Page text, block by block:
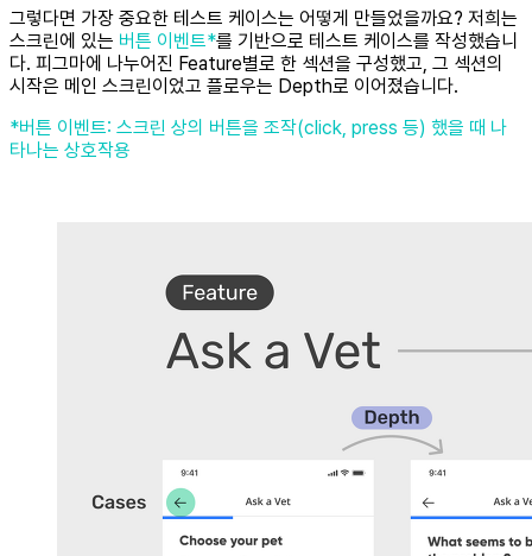
그렇다면 가장 중요한 테스트 케이스는 어떻게 만들었을까요? 저희는
스크린에 있는 버튼 이벤트*를 기반으로 테스트 케이스를 작성했습니
다. 피그마에 나누어진 Feature별로 한 섹션을 구성했고, 그 섹션의
시작은 메인 스크린이었고 플로우는 Depth로 이어졌습니다.
*버튼 이벤트: 스크린 상의 버튼을 조작(click, press 등) 했을 때 나
타나는 상호작용